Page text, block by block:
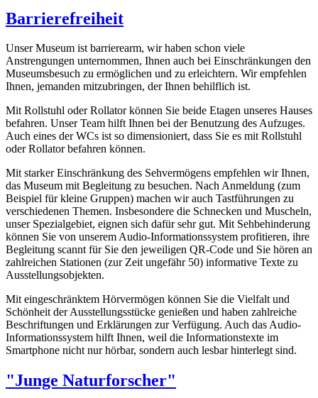
Barrierefreiheit
Unser Museum ist barrierearm, wir haben schon viele
Anstrengungen unternommen, Ihnen auch bei Einschränkungen den
Museumsbesuch zu ermöglichen und zu erleichtern. Wir empfehlen
Ihnen, jemanden mitzubringen, der Ihnen behilflich ist.
Mit Rollstuhl oder Rollator können Sie beide Etagen unseres Hauses
befahren. Unser Team hilft Ihnen bei der Benutzung des Aufzuges.
Auch eines der WCs ist so dimensioniert, dass Sie es mit Rollstuhl
oder Rollator befahren können.
Mit starker Einschränkung des Sehvermögens empfehlen wir Ihnen,
das Museum mit Begleitung zu besuchen. Nach Anmeldung (zum
Beispiel für kleine Gruppen) machen wir auch Tastführungen zu
verschiedenen Themen. Insbesondere die Schnecken und Muscheln,
unser Spezialgebiet, eignen sich dafür sehr gut. Mit Sehbehinderung
können Sie von unserem Audio-Informationssystem profitieren, ihre
Begleitung scannt für Sie den jeweiligen QR-Code und Sie hören an
zahlreichen Stationen (zur Zeit ungefähr 50) informative Texte zu
Ausstellungsobjekten.
Mit eingeschränktem Hörvermögen können Sie die Vielfalt und
Schönheit der Ausstellungsstücke genießen und haben zahlreiche
Beschriftungen und Erklärungen zur Verfügung. Auch das Audio-
Informationssystem hilft Ihnen, weil die Informationstexte im
Smartphone nicht nur hörbar, sondern auch lesbar hinterlegt sind.
"Junge Naturforscher"